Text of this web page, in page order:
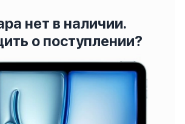
нет в наличии.
о поступлении?